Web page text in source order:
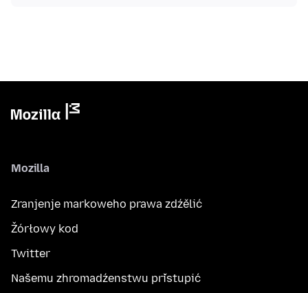
Mozilla
Zranjenje markoweho prawa zdźělić
Žórłowy kod
Twitter
Našemu zhromadźenstwu přistupić